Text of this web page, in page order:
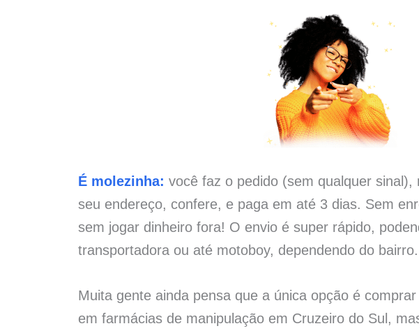
É molezinha: você faz o pedido (sem qualquer sinal),
seu endereço, confere, e paga em até 3 dias. Sem
sem jogar dinheiro fora! O envio é super rápido,
transportadora ou até motoboy, dependendo do bairro.
Muita gente ainda pensa que a única opção é
em farmácias de manipulação em Cruzeiro do Sul,